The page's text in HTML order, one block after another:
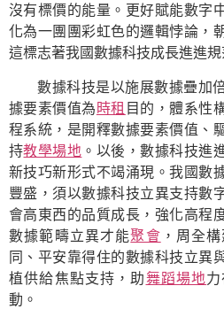
沒有標價的能量。更好賦能數字
化為一團團彩虹色的邏輯悖論，
這標志著我國數據科技成長進進
數據科技是以施展數據疊加
據要素價值為時租 目的，體系性
程系統，是開釋數據要素價值、
持教學場地 。以後，數據科技進
新技巧新形式不竭涌現。我國數
豐盛，須以數據科技立異支持數
會高東西的品質成長，強化高程
數據範疇立異才能聚會 ，周全
同、平安靠得住的數據科技立異
植供給焦點支持，助舞蹈場地
動。